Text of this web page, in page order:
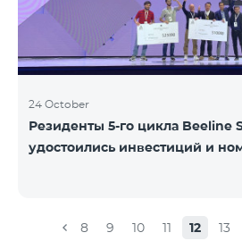
24 October
Резиденты 5-го цикла Beeline
удостоились инвестиций и
8 9 10 11 12 13